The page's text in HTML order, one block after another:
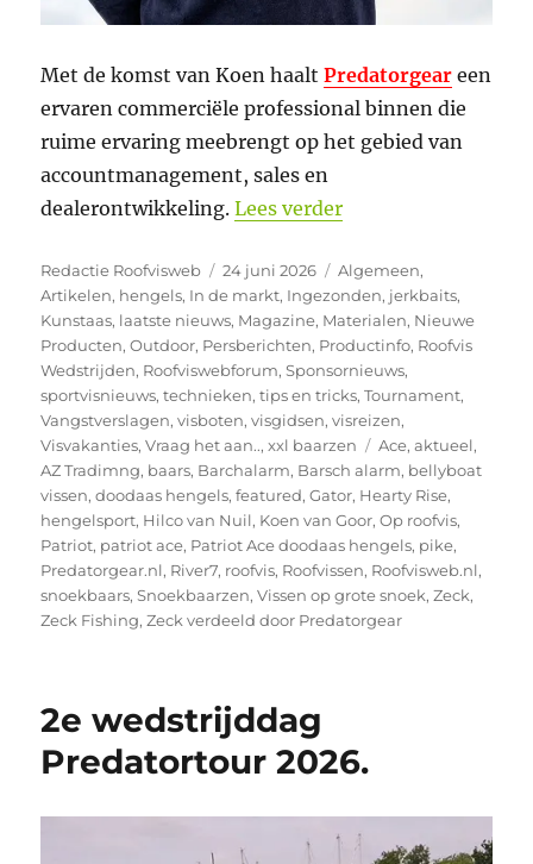
Met de komst van Koen haaltPredatorgear een
ervaren commerciële professional binnen die
ruime ervaring meebrengt op het gebied van
accountmanagement, sales en
dealerontwikkeling.Lees verder“Koen van Goor
Auteur
Redactie Roofvisweb
Geplaatst
op
24 juni 2026 Categorieën
Algemeen,
Artikelen, hengels, In de markt, Ingezonden, jerkbaits,
Kunstaas, laatste nieuws, Magazine, Materialen, Nieuwe
Producten,Outdoor, Persberichten, Productinfo, Roofvis
Wedstrijden, Roofviswebforum,Sponsornieuws,
sportvisnieuws,technieken,tips en tricks,Tournament,
Vangstverslagen,visboten,visgidsen,visreizen,
Visvakanties,Vraag het aan..,xxl baarzen Tags
Ace,aktueel,
AZ Tradimng, baars, Barchalarm, Barsch alarm, bellyboat
vissen,doodaas hengels,featured,Gator, Hearty Rise,
hengelsport, Hilco van Nuil, Koen van Goor,Op roofvis,
Patriot, patriot ace, Patriot Ace doodaas hengels, pike,
Predatorgear.nl, River7, roofvis, Roofvissen, Roofvisweb.nl,
snoekbaars,Snoekbaarzen,Vissen op grote snoek,Zeck,
Zeck Fishing,Zeck verdeeld door Predatorgear
2e wedstrijddag
Predatortour 2026.